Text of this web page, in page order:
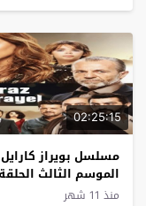
02:25:15
مسلسل بويراز كارايل
الاخيرة
منذ 11 شهر